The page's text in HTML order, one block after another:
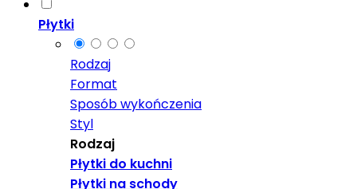
Płytki
Rodzaj
Format
Sposób wykończenia
Styl
Rodzaj
Płytki do kuchni
Płytki na schody